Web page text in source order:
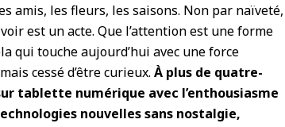
amis, les fleurs, les saisons. Non par naïveté,
est un acte. Que l’attention est une forme
qui touche aujourd’hui avec une force
cessé d’être curieux. À plus de quatre-
tablette numérique avec l’enthousiasme
nouvelles sans nostalgie,